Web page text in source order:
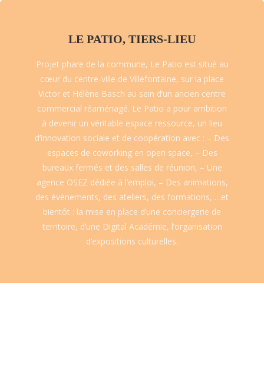
LE PATIO, TIERS-LIEU
Projet phare de la commune, Le Patio est situé au
cœur du centre-ville de Villefontaine, sur la place
Victor et Hélène Basch au sein d’un ancien centre
commercial réaménagé. Le Patio a pour ambition
à devenir un véritable espace ressource, un lieu
d’innovation sociale et de coopération avec : – Des
espaces de coworking en open space, – Des
bureaux fermés et des salles de réunion, – Une
agence OSEZ dédiée à l’emploi, – Des animations,
des évènements, des ateliers, des formations, …et
bientôt : la mise en place d’une conciergerie de
territoire, d’une Digital Académie, l’organisation
d’expositions culturelles.